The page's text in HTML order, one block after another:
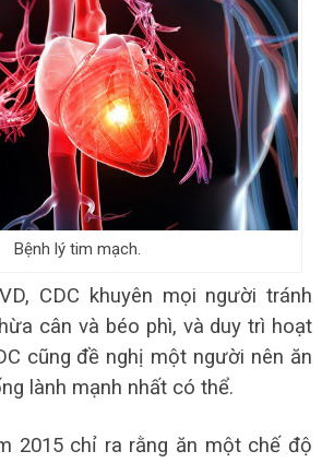
Bệnh lý tim mạch.
CDC khuyên mọi người tránh
cân và béo phì, và duy trì hoạt
cũng đề nghị một người nên ăn
lành mạnh nhất có thể.
2015 chỉ ra rằng ăn một chế độ